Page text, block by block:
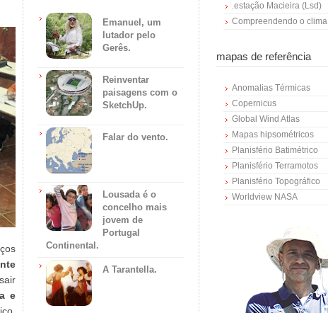
e
Emanuel, um
lutador pelo
Gerês.
Reinventar
paisagens com o
SketchUp.
Falar do vento.
Lousada é o
concelho mais
jovem de
Portugal
Continental.
A Tarantella.
.estação Macieira (Lsd)
Compreendendo o clima
mapas de referência
Anomalias Térmicas
Copernicus
Global Wind Atlas
Mapas hipsométricos
Planisfério Batimétrico
Planisfério Terramotos
Planisfério Topográfico
Worldview NASA